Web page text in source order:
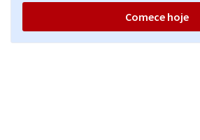
Comece hoje